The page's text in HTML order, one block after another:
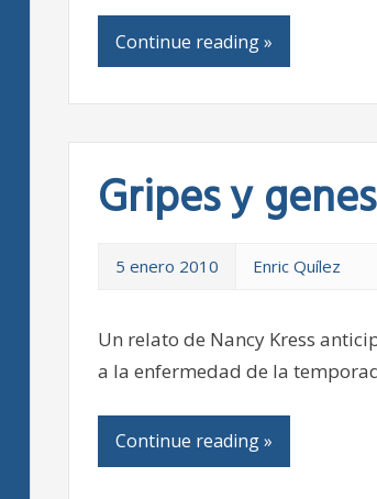
Continue reading »
Gripes y genes
5 enero 2010 Enric Quílez
Un relato de Nancy Kress
a la enfermedad de la
Continue reading »